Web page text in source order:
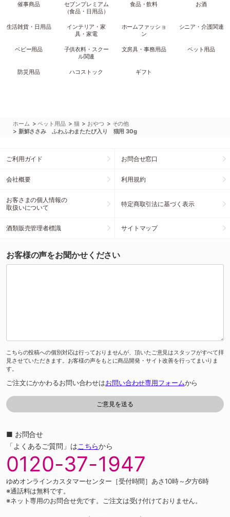
催事商品
セブンプレミアム
（食品・日用品）
食品・飲料 お酒
生活雑貨・日用品
インテリア・家
具・家電
ホームファッショ
ン
シニア・介護関連
ベビー用品
子供衣料・スクー
ル関連
文房具・事務用品 ペット用品
防災用品 ハコストック ギフト
ホーム >ペット用品 > 猫 > おやつ > その他
> 新鮮ささみ ふわふわまたたび入り 猫用 30g
ご利用ガイド お問合せ窓口
会社概要 利用規約
お客さまの個人情報の
取扱いについて
特定商取引法に基づく表示
酒類販売管理者標識 サイトマップ
お客様の声をお聞かせください
こちらの投稿への個別対応は行っておりませんが、頂いたご意見はスタッフがすべて拝
見させていただきます。お客様の声をもとに商品開発・サイト改善を行ってまいりま
す。
ご注文にかかわるお問い合わせはお問い合わせ専用フォームから
■ お問合せ
「よくあるご質問」はこちらから
0120-37-1947
ゆめオンラインカスタマーセンター［受付時間］あさ10時～夕方6時
※通話料は無料です。
※ネット専用のお問合せ先です。ご注文は受け付けておりません。